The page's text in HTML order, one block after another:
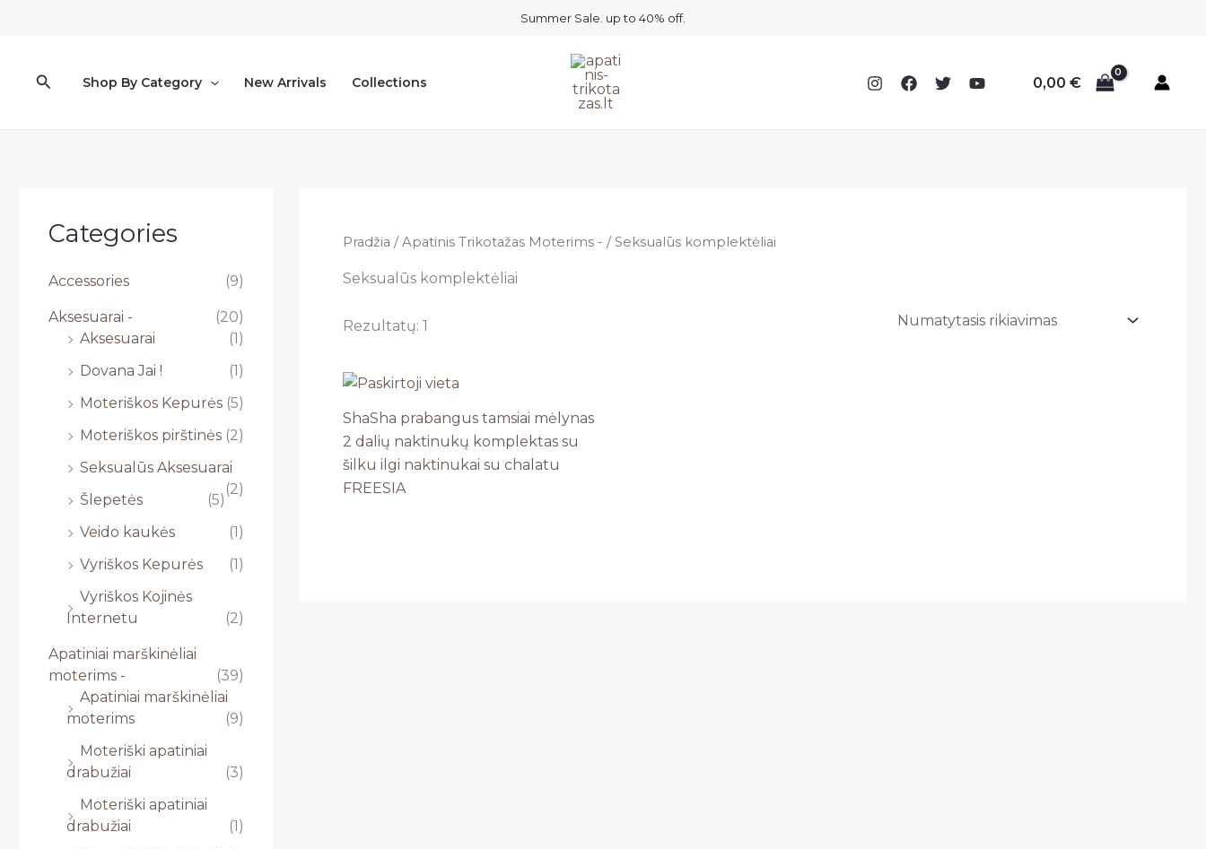
Summer Sale. up to 40% off.
PaieškaShop By Category New Arrivals Collections 0,00 €
Categories
Accessories (9)
Aksesuarai -
(20)
Aksesuarai
(1)
Dovana Jai !
(1)
Moteriškos Kepurės (5)
Moteriškos pirštinės (2)
Seksualūs Aksesuarai
(2)
Šlepetės
(5)
Veido kaukės
(1)
Vyriškos Kepurės
(1)
Vyriškos Kojinės
Internetu
(2)
Apatiniai marškinėliai
moterims -
(39)
Apatiniai marškinėliai
moterims
(9)
Moteriški apatiniai
drabužiai
(3)
Moteriški apatiniai
drabužiai
(1)
Pradžia /Apatinis Trikotažas Moterims - / Seksualūs komplektėliai
Seksualūs komplektėliai
Rezultatų: 1
ShaSha prabangus tamsiai mėlynas
2 dalių naktinukų komplektas su
šilku ilgi naktinukai su chalatu
FREESIA